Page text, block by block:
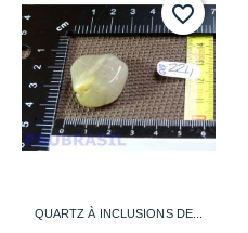
QUARTZ À INCLUSIONS DE...
favorite_border